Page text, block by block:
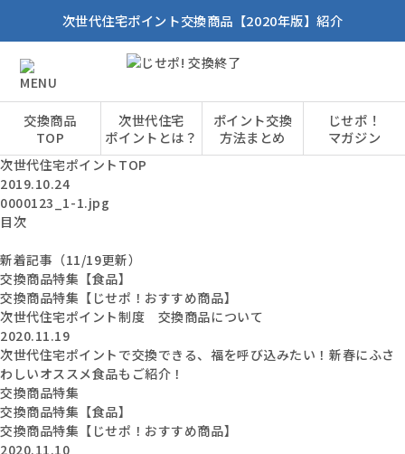
次世代住宅ポイント交換商品【2020年版】紹介
交換商品
TOP
次世代住宅
ポイントとは？
ポイント交換
方法まとめ
じせポ！
マガジン
次世代住宅ポイントTOP
2019.10.24
0000123_1-1.jpg
目次
新着記事（11/19更新）
交換商品特集【食品】
交換商品特集【じせポ！おすすめ商品】
次世代住宅ポイント制度 交換商品について
2020.11.19
次世代住宅ポイントで交換できる、福を呼び込みたい！新春にふさ
わしいオススメ食品もご紹介！
交換商品特集
交換商品特集【食品】
交換商品特集【じせポ！おすすめ商品】
2020.11.10